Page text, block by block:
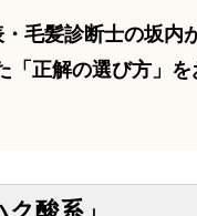
毛髪診断士の坂内が
正解の選び方」を